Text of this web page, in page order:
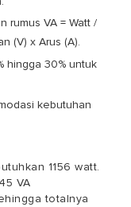
rumus VA = Watt /
(V) x Arus (A).
hingga 30% untuk
kebutuhan
1156 watt.
VA
totalnya